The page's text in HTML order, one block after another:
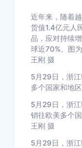
近年来，随着
货值1.4亿元人
品，应对持续
球近70%。图
王刚 摄
5月29日，浙
多个国家和地
5月29日，浙
销往欧美多个
王刚 摄
5月29日，浙